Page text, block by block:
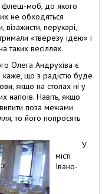
флеш-моб, до якого
не обходяться
перукарі,
«тверезу ідею» і
таких весіллях.
Олега Андрухіва є
каже, що з радістю буде
якщо на столах ні у
напоїв. Навіть, якщо
поза межами
то його попросять
У
місті
Івано-